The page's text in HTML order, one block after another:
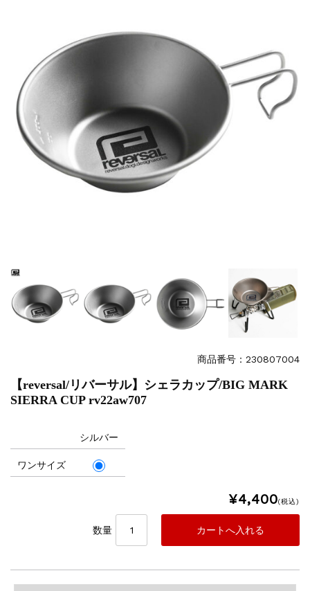
商品番号：230807004
【reversal/リバーサル】シェラカップ/BIG MARK
SIERRA CUP rv22aw707
ワンサイズ
シルバー
¥4,400(税込)
数量